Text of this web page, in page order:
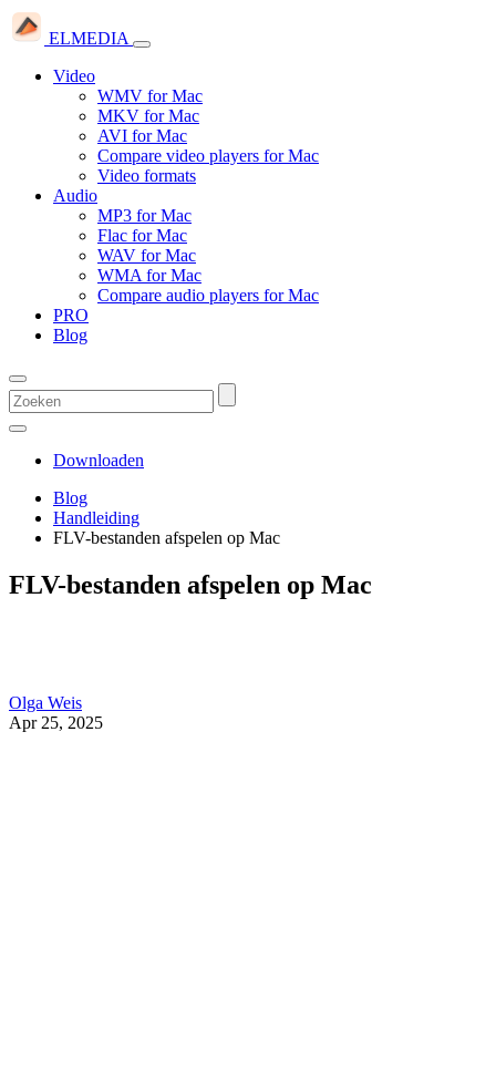
ELMEDIA
Video
WMV for Mac
MKV for Mac
AVI for Mac
Compare video players for Mac
Video formats
Audio
MP3 for Mac
Flac for Mac
WAV for Mac
WMA for Mac
Compare audio players for Mac
PRO
Blog
Downloaden
Blog
Handleiding
FLV-bestanden afspelen op Mac
FLV-bestanden afspelen op Mac
Olga Weis
Apr 25, 2025